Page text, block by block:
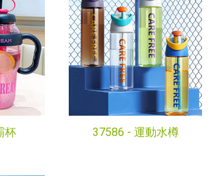
杯 37586 - 運動水樽